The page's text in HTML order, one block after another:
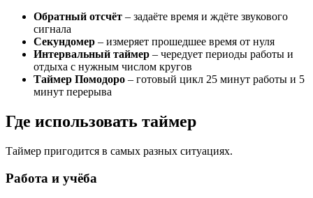
Обратный отсчёт – задаёте время и ждёте звукового
сигнала
Секундомер – измеряет прошедшее время от нуля
Интервальный таймер – чередует периоды работы и
отдыха с нужным числом кругов
Таймер Помодоро – готовый цикл 25 минут работы и 5
минут перерыва
Где использовать таймер
Таймер пригодится в самых разных ситуациях.
Работа и учёба